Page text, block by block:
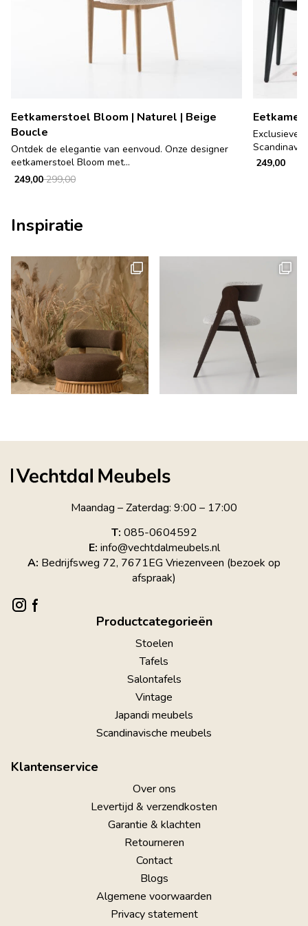
Eetkamerstoel Bloom | Naturel | Beige
Boucle
Ontdek de elegantie van eenvoud. Onze designer
eetkamerstoel Bloom met...
299,00
249,00
Exclusieve
249,00
Inspiratie
Maandag – Zaterdag: 9:00 – 17:00
T: 085-0604592
E: info@vechtdalmeubels.nl
A: Bedrijfsweg 72, 7671EG Vriezenveen (bezoek op
afspraak)
Productcategorieën
Stoelen
Tafels
Salontafels
Vintage
Japandi meubels
Scandinavische meubels
Klantenservice
Over ons
Levertijd & verzendkosten
Garantie & klachten
Retourneren
Contact
Blogs
Algemene voorwaarden
Privacy statement